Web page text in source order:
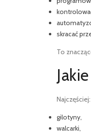
skracać
To
Najczęściej:
gilotyny,
walcarki,